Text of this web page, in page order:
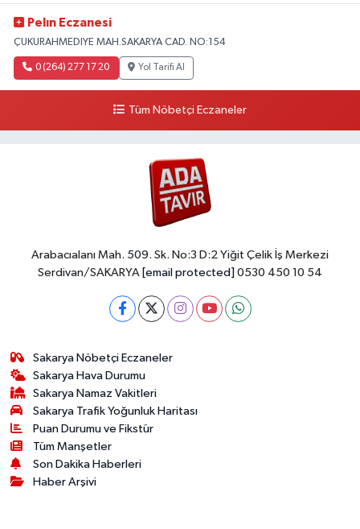
Pelın Eczanesi
ÇUKURAHMEDIYE MAH.SAKARYA CAD. NO:154
0 (264) 277 17 20 Yol Tarifi Al
Tüm Nöbetçi Eczaneler
Arabacıalanı Mah. 509. Sk. No:3 D:2 Yiğit Çelik İş Merkezi
Serdivan/SAKARYA [email protected] 0530 450 10 54
Sakarya Nöbetçi Eczaneler
Sakarya Hava Durumu
Sakarya Namaz Vakitleri
Sakarya Trafik Yoğunluk Haritası
Puan Durumu ve Fikstür
Tüm Manşetler
Son Dakika Haberleri
Haber Arşivi